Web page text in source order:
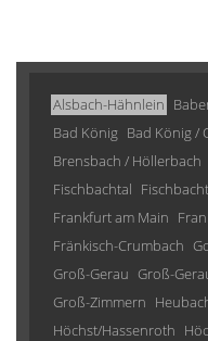
Alsbach-Hähnlein
Bad König Bad König /
Brensbach / Höllerbach
Fischbachtal
Frankfurt am Main
Fränkisch-Crumbach
Groß-Gerau Groß-
Groß-Zimmern
Höchst/Hassenroth